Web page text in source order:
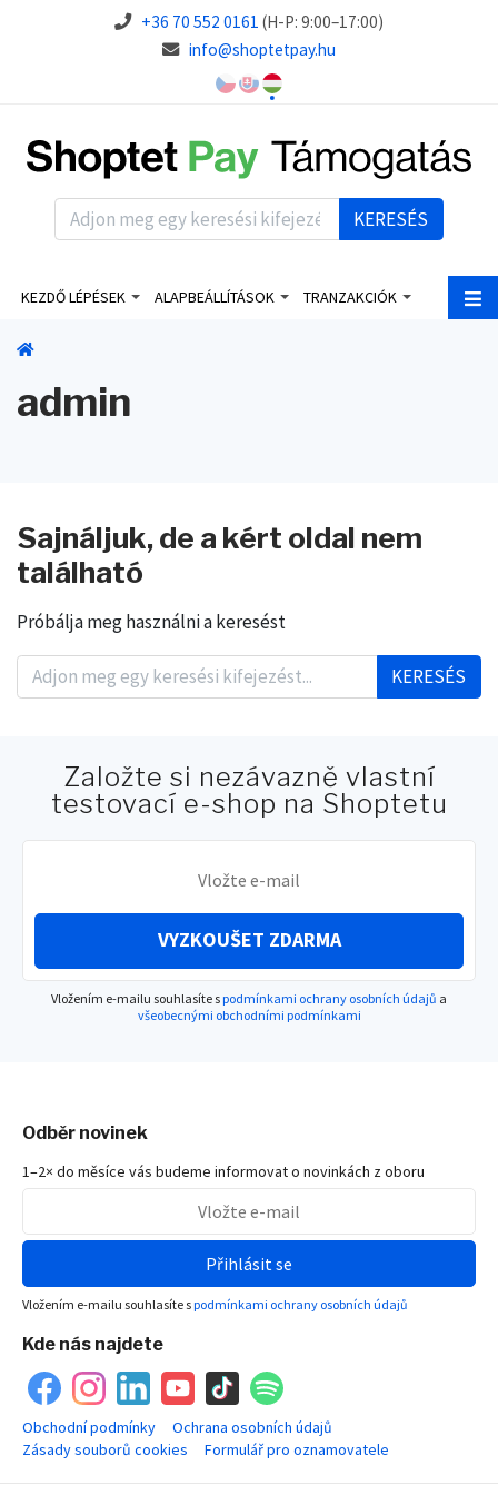
+36 70 552 0161 (H-P: 9:00–17:00)
info@shoptetpay.hu
KERESÉS
KEZDŐ LÉPÉSEK ALAPBEÁLLÍTÁSOK TRANZAKCIÓK
admin
Sajnáljuk, de a kért oldal nem
található
Próbálja meg használni a keresést
KERESÉS
Založte si nezávazně vlastní
testovací e-shop na Shoptetu
VYZKOUŠET ZDARMA
Vložením e-mailu souhlasíte spodmínkami ochrany osobních údajů a
všeobecnými obchodními podmínkami
Odběr novinek
1–2× do měsíce vás budeme informovat o novinkách z oboru
Přihlásit se
Vložením e-mailu souhlasíte spodmínkami ochrany osobních údajů
Kde nás najdete
Obchodní podmínky
Ochrana osobních údajů
Zásady souborů cookies
Formulář pro oznamovatele